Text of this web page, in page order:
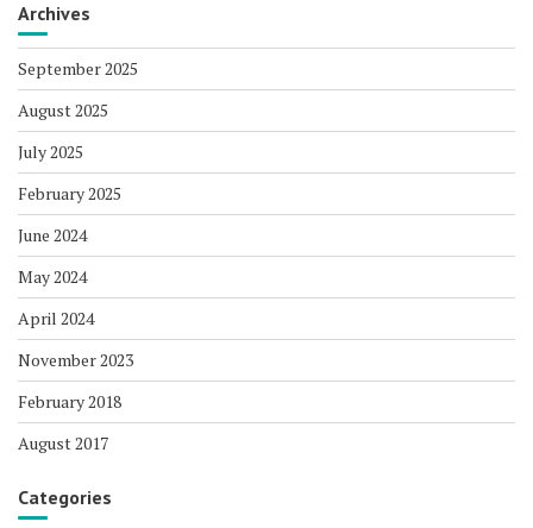
Archives
September 2025
August 2025
July 2025
February 2025
June 2024
May 2024
April 2024
November 2023
February 2018
August 2017
Categories